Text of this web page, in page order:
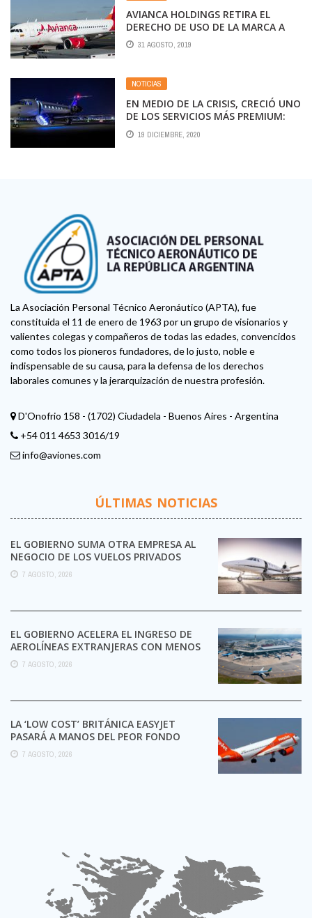
AVIANCA HOLDINGS RETIRA EL
DERECHO DE USO DE LA MARCA A
FILIALES DE SYNERGY EN ARGENTINA
Y BRASIL
31 AGOSTO, 2019
NOTICIAS
EN MEDIO DE LA CRISIS, CRECIÓ UNO
DE LOS SERVICIOS MÁS PREMIUM:
LOS VUELOS PRIVADOS
19 DICIEMBRE, 2020
La Asociación Personal Técnico Aeronáutico (APTA), fue
constituida el 11 de enero de 1963 por un grupo de visionarios y
valientes colegas y compañeros de todas las edades, convencidos
como todos los pioneros fundadores, de lo justo, noble e
indispensable de su causa, para la defensa de los derechos
laborales comunes y la jerarquización de nuestra profesión.
D'Onofrio 158 - (1702) Ciudadela - Buenos Aires - Argentina
+54 011 4653 3016/19
info@aviones.com
ÚLTIMAS NOTICIAS
EL GOBIERNO SUMA OTRA EMPRESA AL
NEGOCIO DE LOS VUELOS PRIVADOS
7 AGOSTO, 2026
EL GOBIERNO ACELERA EL INGRESO DE
AEROLÍNEAS EXTRANJERAS CON MENOS
TRÁMITES
7 AGOSTO, 2026
LA ‘LOW COST’ BRITÁNICA EASYJET
PASARÁ A MANOS DEL PEOR FONDO
POSIBLE:
7 AGOSTO, 2026